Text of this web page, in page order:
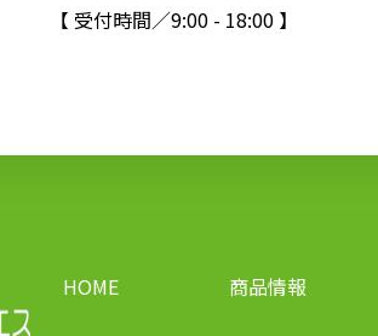
【 受付時間／9:00 - 18:00 】
HOME 商品情報